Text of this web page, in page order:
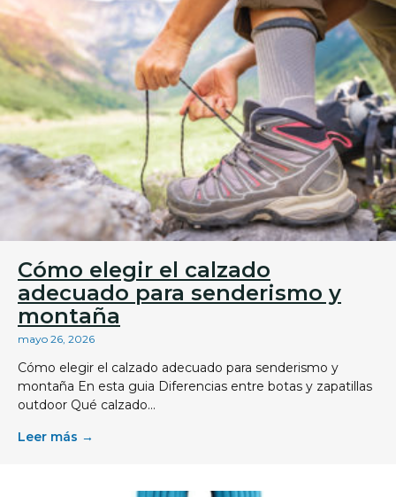
Cómo elegir el calzado
adecuado para senderismo y
montaña
mayo 26, 2026
Cómo elegir el calzado adecuado para senderismo y
montaña En esta guia Diferencias entre botas y zapatillas
outdoor Qué calzado...
Leer más →